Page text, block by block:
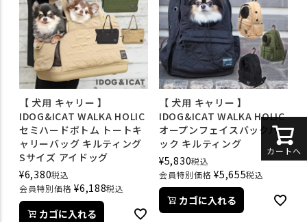
【 犬用 キャリー 】
IDOG&ICAT WALKA HOLIC
セミハードボトム トートキ
ャリーバッグ キルティング
Sサイズ アイドッグ
¥6,380税込
会員特別価格 ¥6,188税込
カゴに入れる
【 犬用 キャリー 】
IDOG&ICAT WALKA HOLIC
オープンフェイスバックパ
ック キルティング
¥5,830税込
会員特別価格 ¥5,655税込
カゴに入れる
カートへ